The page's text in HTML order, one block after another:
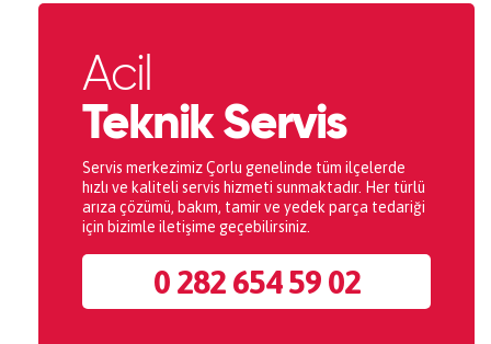
Acil
Teknik Servis
Servis merkezimiz Çorlu genelinde tüm ilçelerde
hızlı ve kaliteli servis hizmeti sunmaktadır. Her türlü
arıza çözümü, bakım, tamir ve yedek parça tedariği
için bizimle iletişime geçebilirsiniz.
0 282 654 59 02